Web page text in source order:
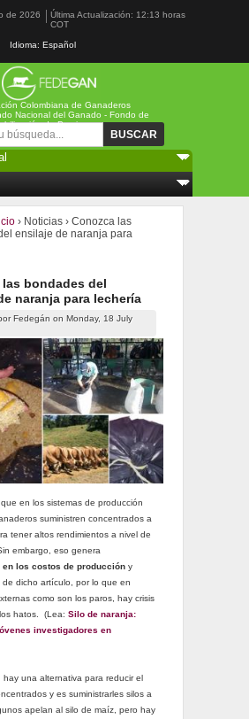
de 2026
Última Actualización: 12:13 horas
COT
Idioma: Español
Colombiana de Ganaderos
de búsqueda
Nacional del Ganado - Fondo de
de Precios
› Noticias › Conozca las
ensilaje de naranja para
las bondades del
naranja para lechería
Fedegán on Monday, 18 July
en los sistemas de producción
suministren concentrados a
tener altos rendimientos a nivel de
embargo, eso genera
en los costos de produccióny
dicho artículo, por lo que en
como son los paros, hay crisis
hatos. (Lea: Silo de naranja:
investigadores en
hay una alternativa para reducir el
y es suministrarles silos a
apelan al silo de maíz, pero hay